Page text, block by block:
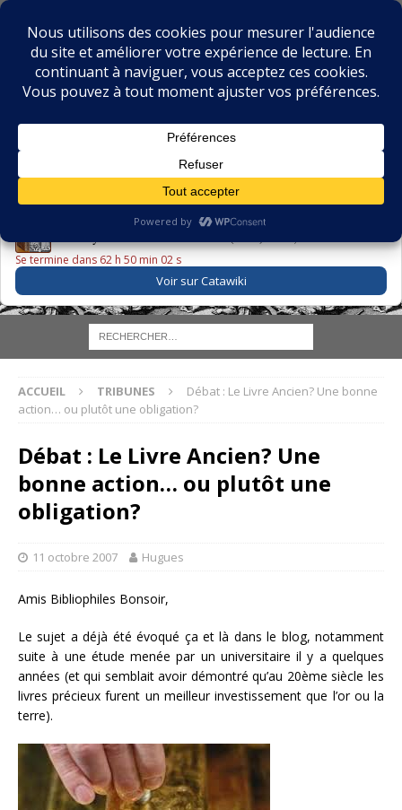
BIBLIOPHILIE.COM
LE BLOG DU BIBLIOPHILE, DES BIBLIOPHILES, DE LA
LE LIVRE DU JOUR
Se termine dans 62 h 50 min 01 s
Voir sur Catawiki
ACCUEIL TRIBUNES
Débat : Le Livre Ancien? Une bonne
action… ou plutôt une obligation?
Débat : Le Livre Ancien? Une
bonne action… ou plutôt une
obligation?
11 octobre 2007 Hugues
Amis Bibliophiles Bonsoir,
Le sujet a déjà été évoqué ça et là dans le blog, notamment
suite à une étude menée par un universitaire il y a quelques
années (et qui semblait avoir démontré qu’au 20ème siècle les
livres précieux furent un meilleur investissement que l’or ou la
terre).